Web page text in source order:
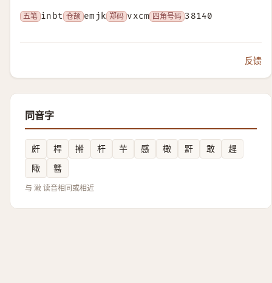
五笔 inbt 仓颉 emjk 郑码 vxcm 四角号码 38140
反馈
同音字
皯 桿 擀 杆 芉 感 橄 䵟 敢
趕
䧩
䤗
与 澉 读音相同或相近